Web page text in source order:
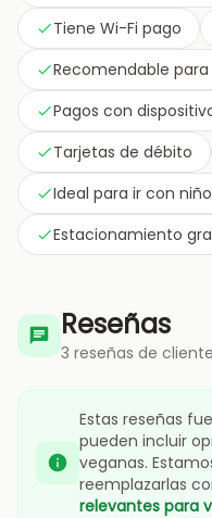
Tiene Wi-Fi pago
Recomendable
Pagos con
Tarjetas de débito
Ideal para ir con
Estacionamiento
Reseñas
3 reseñas de
Estas reseñas
pueden incluir
veganas.
reemplazarlas
relevantes para